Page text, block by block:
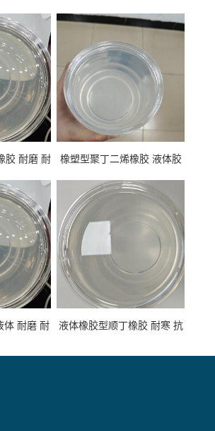
胶 耐磨 耐
橡塑型聚丁二烯橡胶 液体胶
专用
体 耐磨 耐
液体橡胶型顺丁橡胶 耐寒 抗